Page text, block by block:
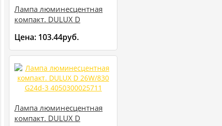
Лампа люминесцентная
компакт. DULUX D
4050300012056
Цена: 103.44руб.
Лампа люминесцентная
компакт. DULUX D